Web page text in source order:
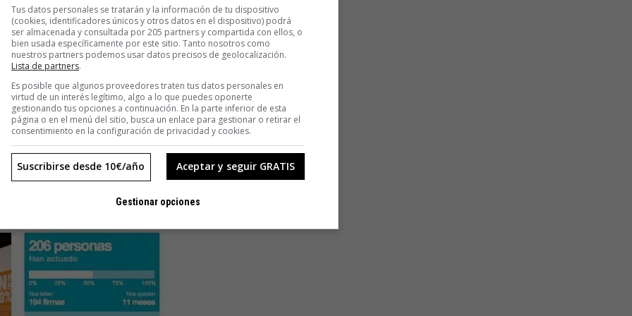
comentar sus proyectos”, explica Hidalgo. En el plazo
servir de inspiración para otros diseñadores sociales.
que quieran un libro autoeditado que cuente el desarrollo
Tus datos personales se tratarán y la información de tu dispositivo
(cookies, identificadores únicos y otros datos en el dispositivo) podrá
ser almacenada y consultada por 205 partners y compartida con ellos, o
bien usada específicamente por este sitio. Tanto nosotros como
nuestros partners podemos usar datos precisos de geolocalización.
Lista de partners.
Es posible que algunos proveedores traten tus datos personales en
virtud de un interés legítimo, algo a lo que puedes oponerte
gestionando tus opciones a continuación. En la parte inferior de esta
página o en el menú del sitio, busca un enlace para gestionar o retirar el
consentimiento en la configuración de privacidad y cookies.
Aceptar y seguir GRATIS
Suscribirse desde 10€/año
Gestionar opciones